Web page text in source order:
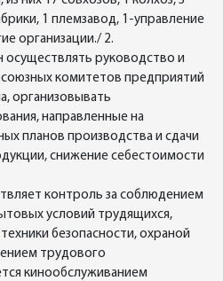
1 племзавод, 1-управление
организации./ 2.
руководство и
комитетов предприятий
организовывать
направленные на
планов производства и сдачи
снижение себестоимости
контроль за соблюдением
условий трудящихся,
безопасности, охраной
трудового
кинообслуживанием